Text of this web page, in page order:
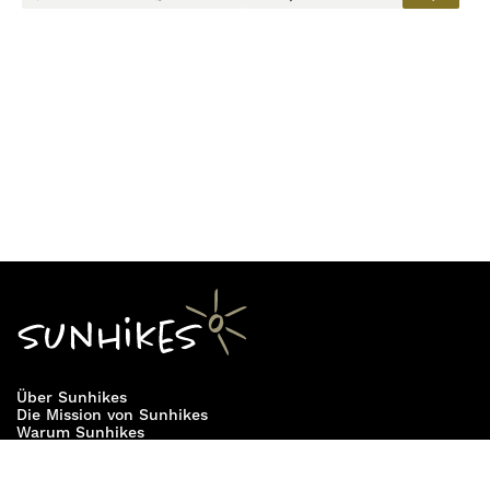
Vielfalt der Region – von stillen Waldpfaden über
Über Sunhikes
Die Mission von Sunhikes
Warum Sunhikes